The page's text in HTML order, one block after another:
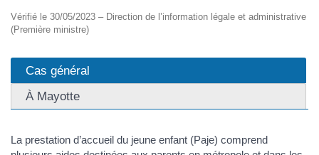
Vérifié le 30/05/2023 – Direction de l’information légale et administrative
(Première ministre)
Cas général
À Mayotte
La prestation d’accueil du jeune enfant (Paje) comprend